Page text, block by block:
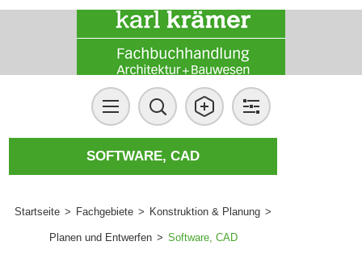
SOFTWARE, CAD
Startseite > Fachgebiete > Konstruktion & Planung >
Planen und Entwerfen > Software, CAD